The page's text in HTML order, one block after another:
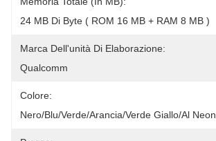
24 MB Di Byte ( ROM 16 MB + RAM 8 MB )
Marca Dell'unità Di Elaborazione:
Qualcomm
Colore:
Nero/blu/verde/arancia/verde Giallo/al Neon